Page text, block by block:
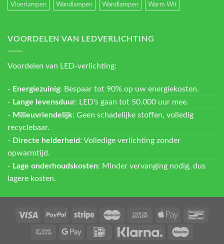
Vloerlampen Wandlampen Wandlampen Warm Wit
VOORDELEN VAN LEDVERLICHTING
Voordelen van LED-verlichting:
- Energiezuinig: Bespaar tot 90% op uw energiekosten.
- Lange levensduur: LED's gaan tot 50.000 uur mee.
- Milieuvriendelijk: Geen schadelijke stoffen, volledig
recyclebaar.
- Directe helderheid: Volledige verlichting zonder
opwarmtijd.
- Lage onderhoudskosten: Minder vervanging nodig, dus
lagere kosten.